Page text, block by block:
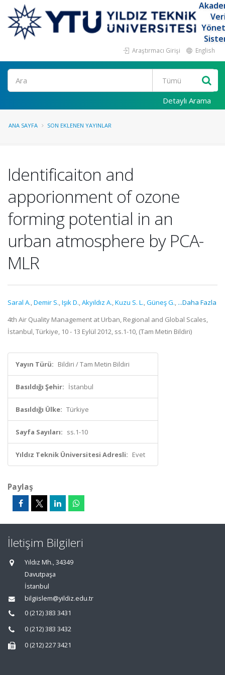
Araştırmacı Girişi English
Ara
Detaylı Arama
ANA SAYFA SON EKLENEN YAYINLAR
Identificaiton and
apporionment of ozone
forming potential in an
urban atmosphere by PCA-
MLR
Saral A.,Demir S.,Işık D.,Akyıldız A.,Kuzu S. L.,Güneş G., ...Daha Fazla
4th Air Quality Management at Urban, Regional and Global Scales,
İstanbul, Türkiye, 10 - 13 Eylül 2012, ss.1-10, (Tam Metin Bildiri)
Yayın Türü: Bildiri / Tam Metin Bildiri
Basıldığı Şehir: İstanbul
Basıldığı Ülke: Türkiye
Sayfa Sayıları: ss.1-10
Yıldız Teknik Üniversitesi Adresli: Evet
Paylaş
İletişim Bilgileri
Yıldız Mh., 34349
Davutpaşa
İstanbul
bilgiislem@yildiz.edu.tr
0 (212) 383 3431
0 (212) 383 3432
0 (212) 227 3421